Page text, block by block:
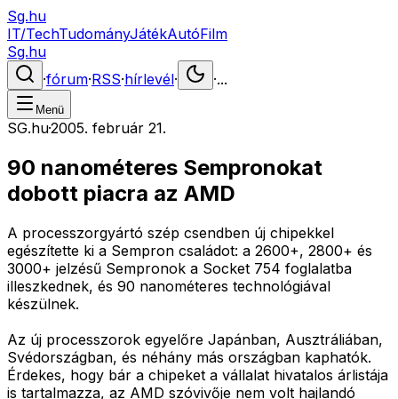
Sg.hu
IT/TechTudományJátékAutóFilm
Sg.hu
·fórum·RSS·hírlevél· ·...
Menü
SG.hu·2005. február 21.
90 nanométeres Sempronokat
dobott piacra az AMD
A processzorgyártó szép csendben új chipekkel
egészítette ki a Sempron családot: a 2600+, 2800+ és
3000+ jelzésű Sempronok a Socket 754 foglalatba
illeszkednek, és 90 nanométeres technológiával
készülnek.
Az új processzorok egyelőre Japánban, Ausztráliában,
Svédországban, és néhány más országban kaphatók.
Érdekes, hogy bár a chipeket a vállalat hivatalos árlistája
is tartalmazza, az AMD szóvivője nem volt hajlandó